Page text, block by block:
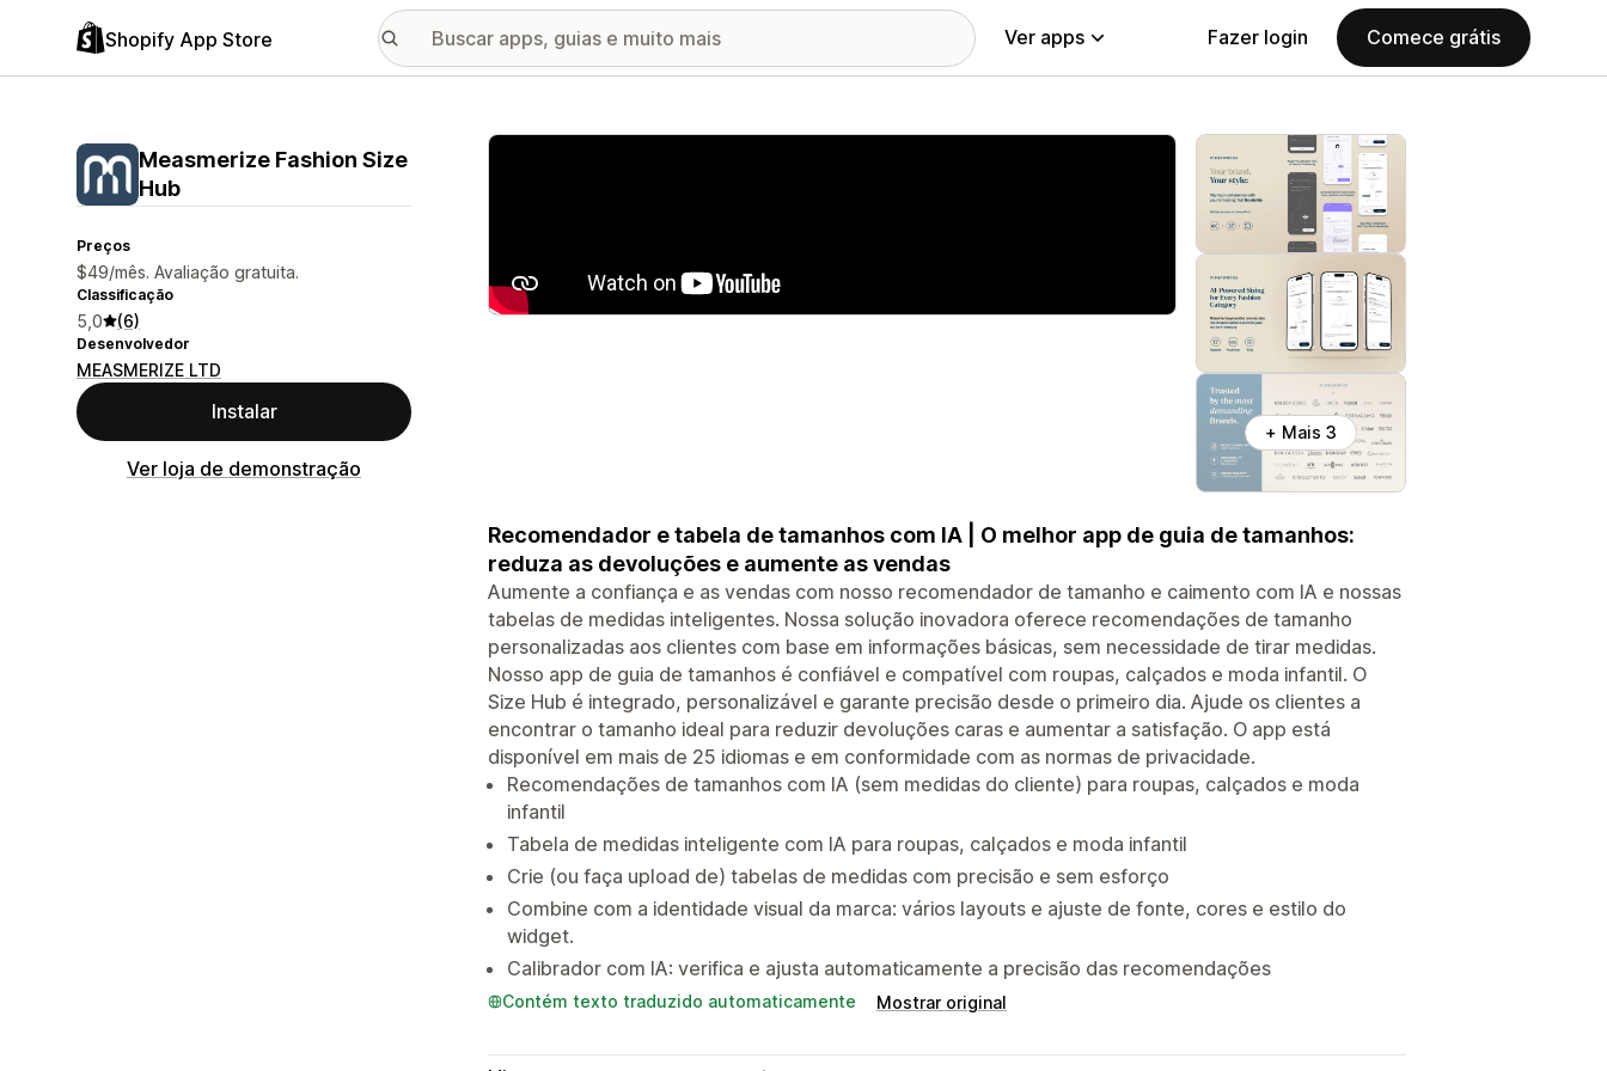
Shopify App Store Ver apps Fazer login Comece grátis
Measmerize Fashion Size
Hub
Preços
$49/mês. Avaliação gratuita.
Classificação
5,0 (6)
Desenvolvedor
MEASMERIZE LTD
Instalar
Ver loja de demonstração
Galeria de imagens em destaque
+ Mais 3
Recomendador e tabela de tamanhos com IA | O melhor app de guia de tamanhos:
reduza as devoluções e aumente as vendas
Aumente a confiança e as vendas com nosso recomendador de tamanho e caimento com IA e nossas
tabelas de medidas inteligentes. Nossa solução inovadora oferece recomendações de tamanho
personalizadas aos clientes com base em informações básicas, sem necessidade de tirar medidas.
Nosso app de guia de tamanhos é confiável e compatível com roupas, calçados e moda infantil. O
Size Hub é integrado, personalizável e garante precisão desde o primeiro dia. Ajude os clientes a
encontrar o tamanho ideal para reduzir devoluções caras e aumentar a satisfação. O app está
disponível em mais de 25 idiomas e em conformidade com as normas de privacidade.
Recomendações de tamanhos com IA (sem medidas do cliente) para roupas, calçados e moda
infantil
Tabela de medidas inteligente com IA para roupas, calçados e moda infantil
Crie (ou faça upload de) tabelas de medidas com precisão e sem esforço
Combine com a identidade visual da marca: vários layouts e ajuste de fonte, cores e estilo do
widget.
Calibrador com IA: verifica e ajusta automaticamente a precisão das recomendações
Contém texto traduzido automaticamente Mostrar original